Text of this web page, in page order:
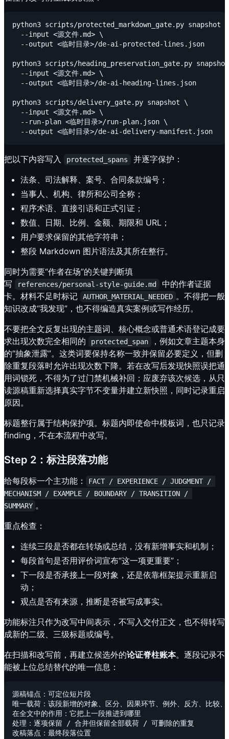
python3 scripts/protected_markdown_gate.py snapshot \
  --input <源文件.md> \
  --output <临时目录>/de-ai-protected-lines.json
python3 scripts/heading_preservation_gate.py
  --input <源文件.md> \
  --output <临时目录>/de-ai-heading-lines.json
python3 scripts/delivery_gate.py snapshot \
  --input <源文件.md> \
  --run-plan <临时目录>/run-plan.json \
把以下内容写入 protected_spans
并逐字保护：
法条、司法解释、案号、合同条款编号；
当事人、机构、律所和公司全称；
程序术语、直接引语和正式引证；
数值、日期、比例、金额、期限和 URL；
用户要求保留的其他字符串；
整段 Markdown 图片语法及其所在整行。
同时为需要“作者在场”的关键判断填
写
references/personal-style-guide.md
中的作者证据
卡。材料不足时标记
AUTHOR_MATERIAL_NEEDED 。不得把一般
知识改成“我发现”，也不得编造真实案例或写作经历。
不要把全文反复出现的主题词、核心概念或普通术语登记成要
求出现次数完全相同的
protected_span
，例如文章主题本身
的“抽象泄露”。这类词要保持名称一致并保留必要定义，但删
除重复段落时允许出现次数下降。若在改写后发现快照误把通
用词锁死，不得为了过门禁机械补回；应废弃该次候选，从只
读源稿重新选择真实字节不变量并建立新快照，同时记录重启
原因。
标题整行属于结构保护项。标题内即使命中模板词，也只记录
finding，不在本流程中改写。
Step 2：标注段落功能
给每段标一个主功能：
FACT / EXPERIENCE / JUDGMENT /
MECHANISM / EXAMPLE / BOUNDARY / TRANSITION /
SUMMARY 。
重点检查：
连续三段是否都在转场或总结，没有新增事实和机制；
每段首句是否用评价词宣布“这一项更重要”；
下一段是否承接上一段对象，还是依靠框架提示重新启
动；
观点是否有来源，推断是否被写成事实。
功能标注只作为改写中间表示，不写入交付正文，也不得转写
成新的二级、三级标题或编号。
在扫描和改写前，再建立候选外的论证脊柱账本。逐段记录不
能被上位总结替代的唯一信息：
源稿锚点：可定位短片段
唯一载荷：该段新增的对象、区分、因果环节、例外、反方、比较
在全文中的作用：它把上一段推进到哪里
处理：逐项保留 / 合并但保留全部载荷 / 可删除的重复